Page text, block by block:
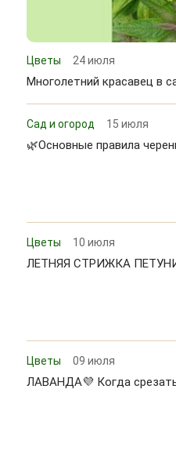
Цветы 24 июля
Многолетний красавец в
Сад и огород 15 июля
🌿Основные правила
Цветы 10 июля
ЛЕТНЯЯ СТРИЖКА
Цветы 09 июля
ЛАВАНДА💜 Когда